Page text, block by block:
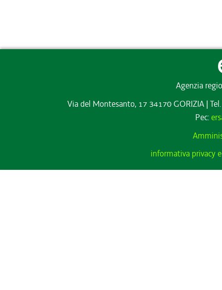
Agenzia
Via del Montesanto, 17 34170 GORIZIA |
Pec:
informativa privacy